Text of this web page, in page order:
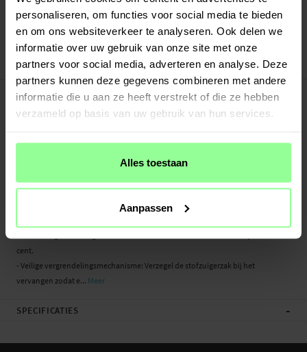
personaliseren, om functies voor social media te bieden
en om ons websiteverkeer te analyseren. Ook delen we
informatie over uw gebruik van onze site met onze
partners voor social media, adverteren en analyse. Deze
partners kunnen deze gegevens combineren met andere
informatie die u aan ze heeft verstrekt of die ze hebben
verzameld op basis van uw gebruik van hun services.
Alles toestaan
Aanpassen
Verstuurd vanuit ons magazijn in Zweden
Art number: 49333
PRODUCTBESCHRIJVING
Stofzuigerzak voor de Dreame L20 Ultra. Deze ruime en efficiënte zak is
Let op: Product van een derde partij, geen origineel.
Belangrijkste kenmerken:
- Grote capaciteit: Grotere inhoud van de stofzuigerzak vermindert het aantal
cent.
- Veilige vergrendelingsmechanisme: Verzegel de stofzuigerzak bij het
vervangen zodat e... Meer
SPECIFICATIES -